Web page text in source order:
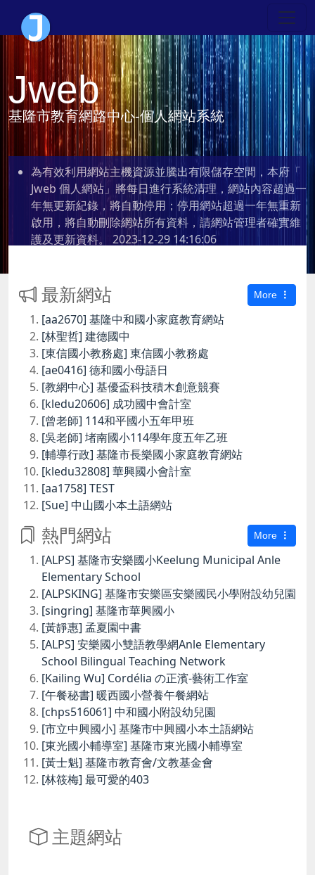
Jweb
基隆市教育網路中心-個人網站系統
為有效利用網站主機資源並騰出有限儲存空間，本府「
Jweb 個人網站」將每日進行系統清理，網站內容超過一
年無更新紀錄，將自動停用；停用網站超過一年無重新
啟用，將自動刪除網站所有資料，請網站管理者確實維
護及更新資料。 2023-12-29 14:16:06
最新網站 More
[aa2670] 基隆中和國小家庭教育網站
[林聖哲] 建德國中
[東信國小教務處] 東信國小教務處
[ae0416] 德和國小母語日
[教網中心] 基優盃科技積木創意競賽
[kledu20606] 成功國中會計室
[曾老師] 114和平國小五年甲班
[吳老師] 堵南國小114學年度五年乙班
[輔導行政] 基隆市長樂國小家庭教育網站
[kledu32808] 華興國小會計室
[aa1758] TEST
[Sue] 中山國小本土語網站
熱門網站 More
[ALPS] 基隆市安樂國小Keelung Municipal Anle
Elementary School
[ALPSKING] 基隆市安樂區安樂國民小學附設幼兒園
[singring] 基隆市華興國小
[黃靜惠] 孟夏園中書
[ALPS] 安樂國小雙語教學網Anle Elementary
School Bilingual Teaching Network
[Kailing Wu] Cordélia の正濱-藝術工作室
[午餐秘書] 暖西國小營養午餐網站
[chps516061] 中和國小附設幼兒園
[市立中興國小] 基隆市中興國小本土語網站
[東光國小輔導室] 基隆市東光國小輔導室
[黃士魁] 基隆市教育會/文教基金會
[林筱梅] 最可愛的403
主題網站